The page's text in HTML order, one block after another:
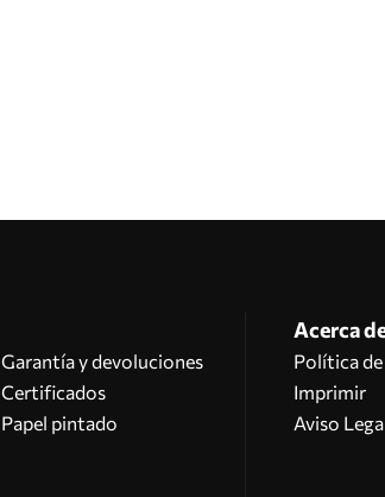
Garantía y devoluciones
Certificados
Papel pintado
Acerca
Política
Imprimir
Aviso